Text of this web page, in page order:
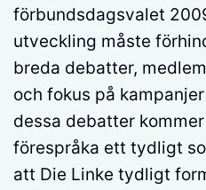
förbundsdagsvalet
utveckling måste
breda debatter,
och fokus på
dessa debatter
förespråka ett tydligt
att Die Linke tydligt